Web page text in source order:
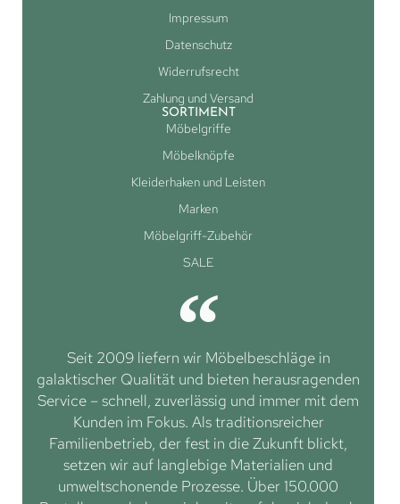
Impressum
Datenschutz
Widerrufsrecht
Zahlung und Versand
SORTIMENT
Möbelgriffe
Möbelknöpfe
Kleiderhaken und Leisten
Marken
Möbelgriff-Zubehör
SALE
Seit 2009 liefern wir Möbelbeschläge in
galaktischer Qualität und bieten herausragenden
Service – schnell, zuverlässig und immer mit dem
Kunden im Fokus. Als traditionsreicher
Familienbetrieb, der fest in die Zukunft blickt,
setzen wir auf langlebige Materialien und
umweltschonende Prozesse. Über 150.000